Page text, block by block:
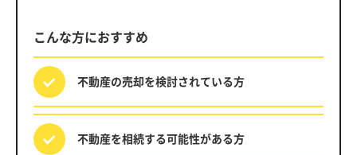
こんな方におすすめ
不動産の売却を検討されている方
不動産を相続する可能性がある方